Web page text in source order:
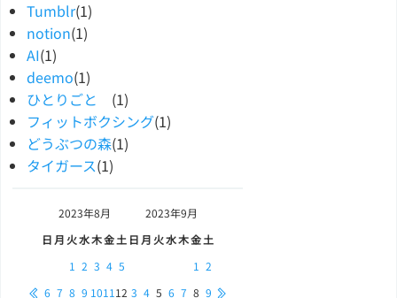
Tumblr(1)
notion(1)
AI(1)
deemo(1)
ひとりごと (1)
フィットボクシング(1)
どうぶつの森(1)
タイガース(1)
2023年8月
日 月 火水木金土
1 2 3 4 5
6 7 8 9 101112
2023年9月
日 月 火水木金土
1 2
3 4 5 6 7 8 9